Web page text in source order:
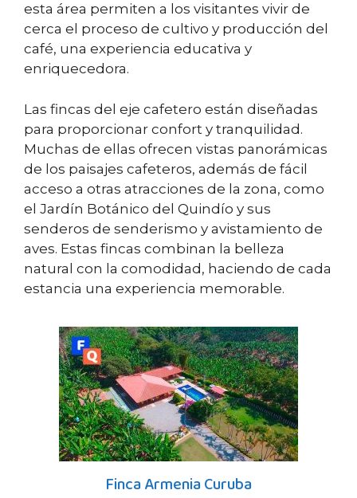
esta área permiten a los visitantes vivir de
cerca el proceso de cultivo y producción del
café, una experiencia educativa y
enriquecedora.
Las fincas del eje cafetero están diseñadas
para proporcionar confort y tranquilidad.
Muchas de ellas ofrecen vistas panorámicas
de los paisajes cafeteros, además de fácil
acceso a otras atracciones de la zona, como
el Jardín Botánico del Quindío y sus
senderos de senderismo y avistamiento de
aves. Estas fincas combinan la belleza
natural con la comodidad, haciendo de cada
estancia una experiencia memorable.
Finca Armenia Curuba